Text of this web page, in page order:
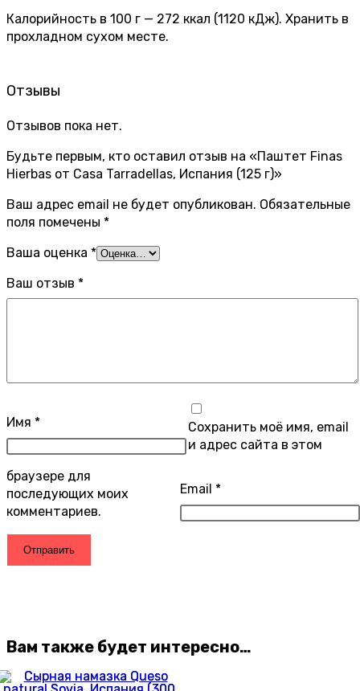
Калорийность в 100 г — 272 ккал (1120 кДж). Хранить в
прохладном сухом месте.
Отзывы
Отзывов пока нет.
Будьте первым, кто оставил отзыв на «Паштет Finas
Hierbas от Casa Tarradellas, Испания (125 г)»
Ваш адрес email не будет опубликован. Обязательные
поля помечены *
Ваша оценка *
Ваш отзыв *
Имя *
Email *
Сохранить моё имя, email
и адрес сайта в этом
браузере для
последующих моих
комментариев.
Вам также будет интересно…